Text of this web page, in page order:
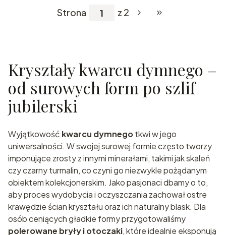
Strona z 2 Przejdź do
Kryształy kwarcu dymnego –
od surowych form po szlif
jubilerski
Wyjątkowość kwarcu dymnegotkwi w jego
uniwersalności. W swojej surowej formie często tworzy
imponujące zrosty z innymi minerałami, takimi jak skaleń
czy czarny turmalin, co czyni go niezwykle pożądanym
obiektem kolekcjonerskim. Jako pasjonaci dbamy o to,
aby proces wydobycia i oczyszczania zachował ostre
krawędzie ścian kryształu oraz ich naturalny blask. Dla
osób ceniących gładkie formy przygotowaliśmy
polerowane bryły i otoczaki, które idealnie eksponują